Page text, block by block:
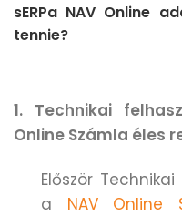
sERPa NAV Online
tennie?
1. Technikai
Online Számla éles
Először
a NAV Online